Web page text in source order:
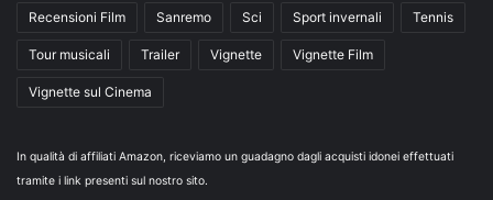
Recensioni Film Sanremo Sci Sport invernali Tennis
Tour musicali Trailer Vignette Vignette Film
Vignette sul Cinema
In qualità di affiliati Amazon, riceviamo un guadagno dagli acquisti idonei effettuati
tramite i link presenti sul nostro sito.